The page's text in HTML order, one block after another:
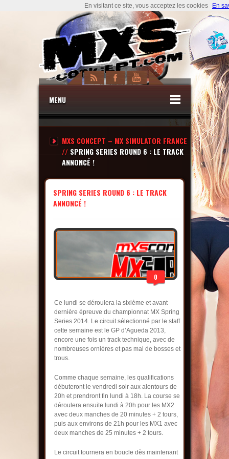
MENU
MXS CONCEPT – MX SIMULATOR FRANCE
// SPRING SERIES ROUND 6 : LE TRACK
ANNONCÉ !
SPRING SERIES ROUND 6 : LE TRACK
ANNONCÉ !
0
Ce lundi se déroulera la sixième et avant
dernière épreuve du championnat MX Spring
Series 2014. Le circuit sélectionné par le staff
cette semaine est le GP d’Agueda 2013,
encore une fois un track technique, avec de
nombreuses ornières et pas mal de bosses et
trous.
Comme chaque semaine, les qualifications
débuteront le vendredi soir aux alentours de
20h et prendront fin lundi à 18h. La course se
déroulera ensuite lundi à 20h pour les MX2
avec deux manches de 20 minutes + 2 tours,
puis aux environs de 21h pour les MX1 avec
deux manches de 25 minutes + 2 tours.
Le circuit tournera en boucle dès maintenant
En visitant ce site, vous acceptez les cookies En